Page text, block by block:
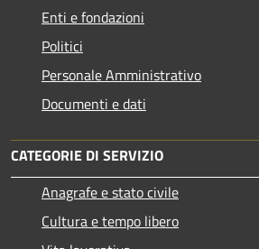
Enti e fondazioni
Politici
Personale Amministrativo
Documenti e dati
CATEGORIE DI SERVIZIO
Anagrafe e stato civile
Cultura e tempo libero